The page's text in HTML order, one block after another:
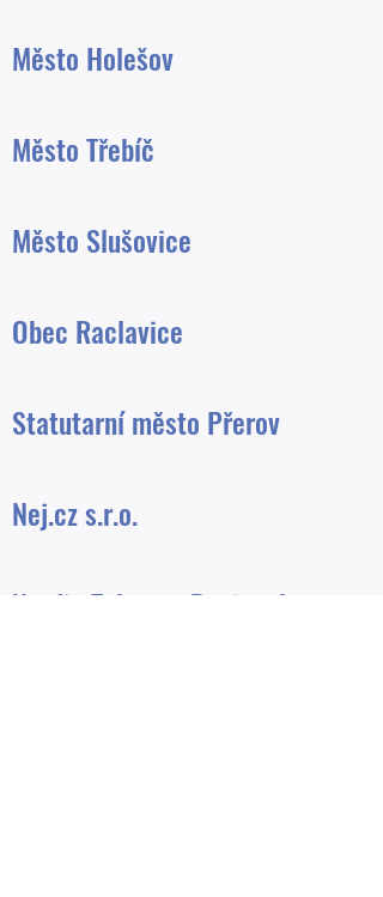
Město Holešov
Město Třebíč
Město Slušovice
Obec Raclavice
Statutarní město Přerov
Nej.cz s.r.o.
Nordic Telecom Regional s.r.o